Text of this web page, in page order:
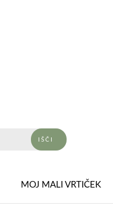
IŠČI
MOJ MALI VRTIČEK